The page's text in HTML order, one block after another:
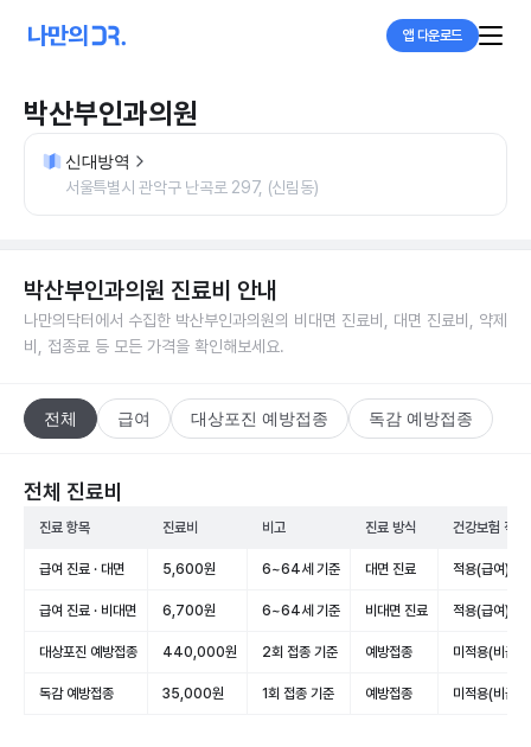
앱 다운로드
박산부인과의원
신대방역
서울특별시 관악구 난곡로 297, (신림동)
박산부인과의원 진료비 안내
나만의닥터에서 수집한 박산부인과의원의 비대면 진료비, 대면 진료비, 약제
비, 접종료 등 모든 가격을 확인해보세요.
전체 급여 대상포진 예방접종 독감 예방접종
전체 진료비
진료 항목 진료비 비고 진료 방식 건강보험 적용
급여 진료 · 대면 5,600원 6~64세 기준 대면 진료 적용(급여)
급여 진료 · 비대면 6,700원 6~64세 기준 비대면 진료 적용(급여)
대상포진 예방접종 440,000원 2회 접종 기준 예방접종 미적용(비급
독감 예방접종 35,000원 1회 접종 기준 예방접종 미적용(비급